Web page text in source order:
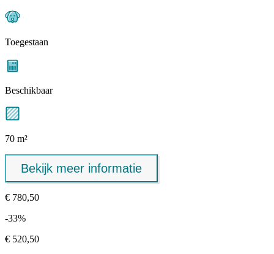
Toegestaan
Beschikbaar
70 m²
Bekijk meer informatie
€ 780,50
-33%
€ 520,50